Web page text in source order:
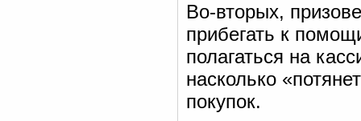
Во-вторых,
прибегать к
полагаться на
насколько
покупок.